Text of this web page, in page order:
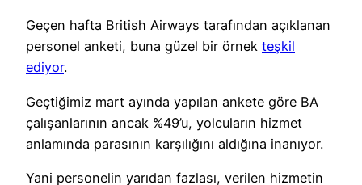
Geçen hafta British Airways tarafından açıklanan
personel anketi, buna güzel bir örnek teşkil
ediyor.
Geçtiğimiz mart ayında yapılan ankete göre BA
çalışanlarının ancak %49’u, yolcuların hizmet
anlamında parasının karşılığını aldığına inanıyor.
Yani personelin yarıdan fazlası, verilen hizmetin